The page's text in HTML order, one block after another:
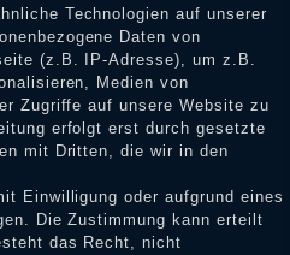
E-Mail können Händler die
die erfolgte Verifizierung im
Technologien auf unserer
Daten von
(z.B. IP-Adresse), um z.B.
Medien von
Zugriffe auf unsere Website zu
erfolgt erst durch gesetzte
mit Dritten, die wir in den
Einwilligung oder aufgrund eines
Die Zustimmung kann erteilt
das Recht, nicht